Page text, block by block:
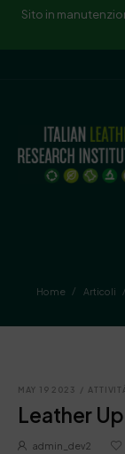
Sito in
Home / Articoli /
MAY 19 2023 /
Leather
admin_dev2